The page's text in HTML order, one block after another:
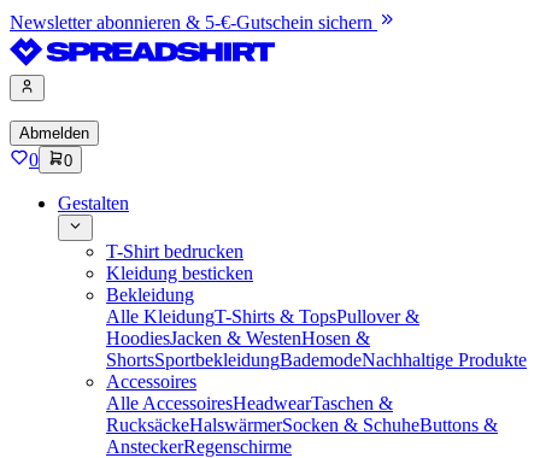
Newsletter abonnieren & 5-€-Gutschein sichern
Abmelden
0 0
Gestalten
T-Shirt bedrucken
Kleidung besticken
Bekleidung
Alle KleidungT-Shirts & TopsPullover &
HoodiesJacken & WestenHosen &
ShortsSportbekleidungBademodeNachhaltige Produkte
Accessoires
Alle AccessoiresHeadwearTaschen &
RucksäckeHalswärmerSocken & SchuheButtons &
AnsteckerRegenschirme